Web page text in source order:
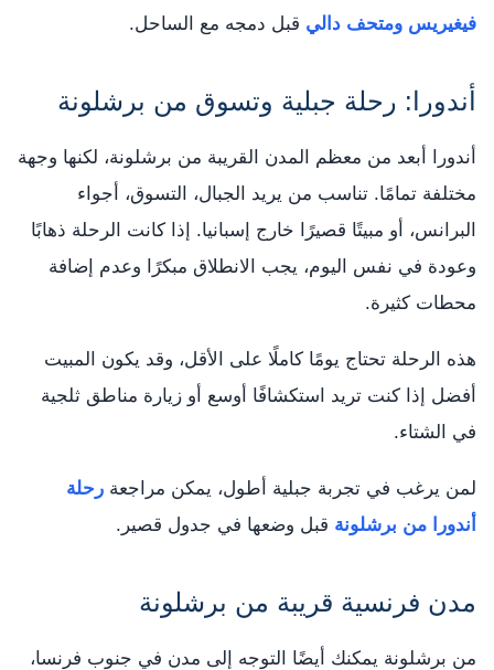
فيغيريس ومتحف دالي قبل دمجه مع الساحل.
أندورا: رحلة جبلية وتسوق من برشلونة
أندورا أبعد من معظم المدن القريبة من برشلونة، لكنها وجهة
مختلفة تمامًا. تناسب من يريد الجبال، التسوق، أجواء
البرانس، أو مبيتًا قصيرًا خارج إسبانيا. إذا كانت الرحلة ذهابًا
وعودة في نفس اليوم، يجب الانطلاق مبكرًا وعدم إضافة
محطات كثيرة.
هذه الرحلة تحتاج يومًا كاملًا على الأقل، وقد يكون المبيت
أفضل إذا كنت تريد استكشافًا أوسع أو زيارة مناطق ثلجية
في الشتاء.
لمن يرغب في تجربة جبلية أطول، يمكن مراجعة رحلة
أندورا من برشلونة قبل وضعها في جدول قصير.
مدن فرنسية قريبة من برشلونة
من برشلونة يمكنك أيضًا التوجه إلى مدن في جنوب فرنسا،